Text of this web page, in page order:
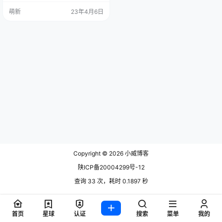
install curl 这将更新软件包列表并
萌新 23年4月6日
Copyright © 2026 小威博客
陕ICP备20004299号-12
查询 33 次，耗时 0.1897 秒
首页 星球 认证 搜索 菜单 我的